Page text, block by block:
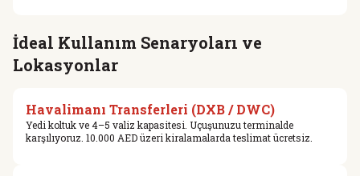
İdeal Kullanım Senaryoları ve
Lokasyonlar
Havalimanı Transferleri (DXB / DWC)
Yedi koltuk ve 4–5 valiz kapasitesi. Uçuşunuzu terminalde
karşılıyoruz. 10.000 AED üzeri kiralamalarda teslimat ücretsiz.